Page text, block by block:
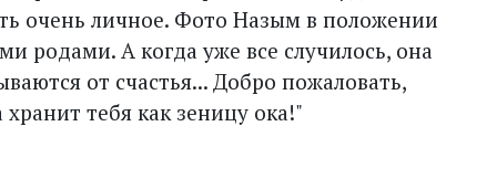
очень личное. Фото Назым в положении
родами. А когда уже все случилось, она
от счастья... Добро пожаловать,
тебя как зеницу ока!"